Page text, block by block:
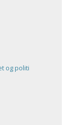
og politi